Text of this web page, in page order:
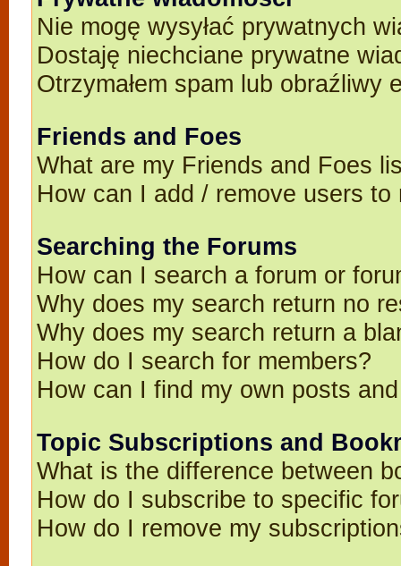
Nie mogę wysyłać prywatnych
Dostaję niechciane prywatne
Otrzymałem spam lub obraźliwy
Friends and Foes
What are my Friends and Foes
How can I add / remove users
Searching the Forums
How can I search a forum or
Why does my search return no
Why does my search return a
How do I search for members?
How can I find my own posts
Topic Subscriptions and
What is the difference between
How do I subscribe to specific
How do I remove my